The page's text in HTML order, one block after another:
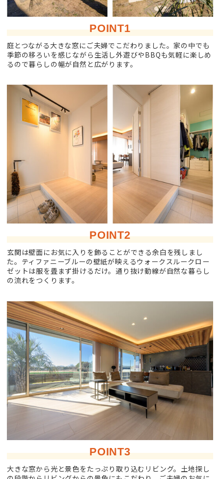
POINT1
庭とつながる大きな窓にご夫婦でこだわりました。家の中でも
季節の移ろいを感じながら生活し外遊びやBBQも気軽に楽しめ
るので暮らしの幅が自然と広がります。
POINT2
玄関は壁面にお気に入りを飾ることができる余白を残しまし
た。ティファニーブルーの壁紙が映えるウォークスルークロー
ゼットは服を畳まず掛けるだけ。通り抜け動線が自然な暮らし
の流れをつくります。
POINT3
大きな窓から光と景色をたっぷり取り込むリビング。土地探し